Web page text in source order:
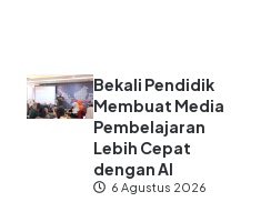
Bekali Pendidik
Membuat Media
Pembelajaran
Lebih Cepat
dengan AI
6 Agustus 2026